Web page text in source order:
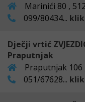
Marinići 80 ,
099/80434...
Dječji vrtić
Praputnjak
Praputnjak
051/67628...